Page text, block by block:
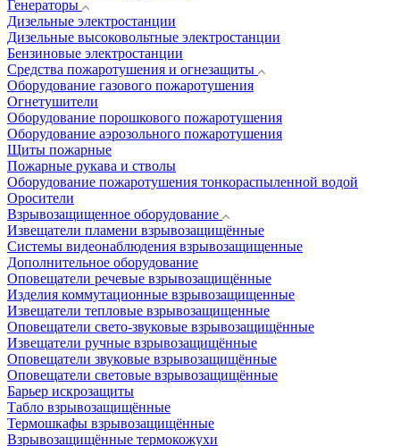
Генераторы
Дизельные электростанции
Дизельные высоковольтные электростанции
Бензиновые электростанции
Средства пожаротушения и огнезащиты
Оборудование газового пожаротушения
Огнетушители
Оборудование порошкового пожаротушения
Оборудование аэрозольного пожаротушения
Щиты пожарные
Пожарные рукава и стволы
Оборудование пожаротушения тонкораспыленной водой
Оросители
Взрывозащищенное оборудование
Извещатели пламени взрывозащищённые
Системы видеонаблюдения взрывозащищенные
Дополнительное оборудование
Оповещатели речевые взрывозащищённые
Изделия коммутационные взрывозащищенные
Извещатели тепловые взрывозащищенные
Оповещатели свето-звуковые взрывозащищённые
Извещатели ручные взрывозащищённые
Оповещатели звуковые взрывозащищённые
Оповещатели световые взрывозащищённые
Барьер искрозащиты
Табло взрывозащищённые
Термошкафы взрывозащищённые
Взрывозащищённые термокожухи